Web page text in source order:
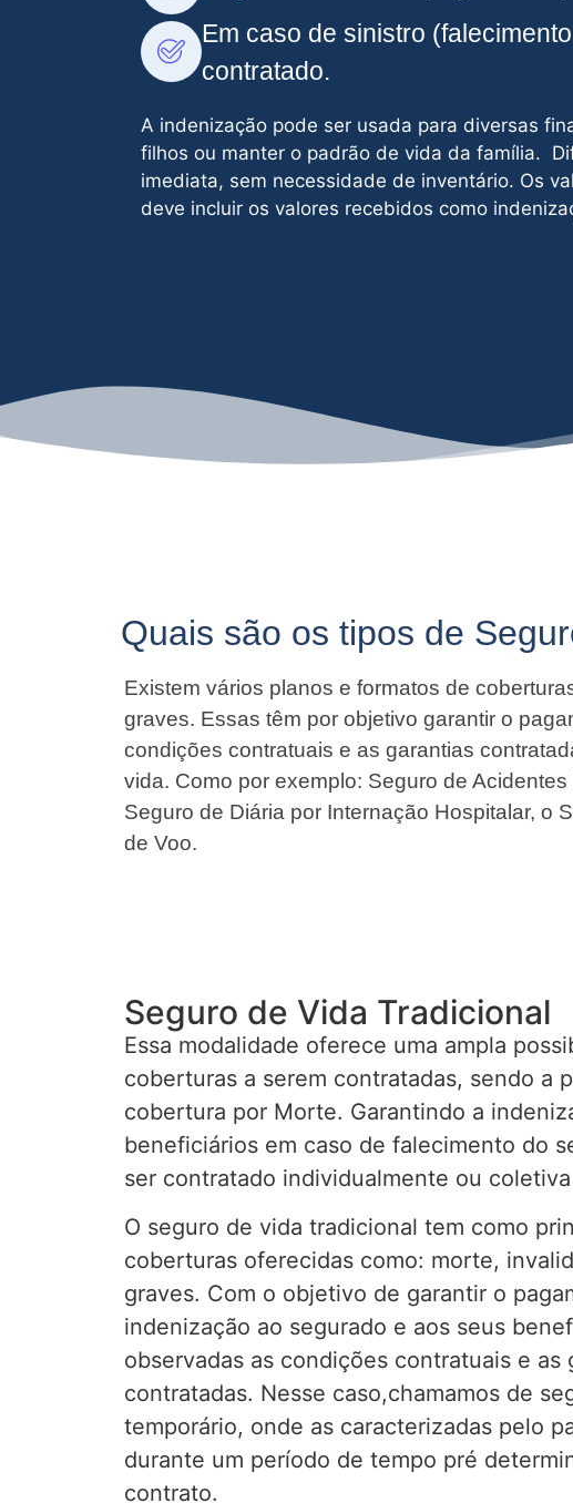
Em caso de sinistro
contratado.
A indenização pode ser usada para diversas
filhos ou manter o padrão de vida da família.
imediata, sem necessidade de inventário. Os
deve incluir os valores recebidos como
Quais são os tipos de
Existem vários planos e formatos de
graves. Essas têm por objetivo garantir o
condições contratuais e as garantias
vida. Como por exemplo: Seguro de
Seguro de Diária por Internação Hospitalar, o
de Voo.
Seguro de Vida Tradicional
Essa modalidade oferece uma ampla
coberturas a serem contratadas, sendo a
cobertura por Morte. Garantindo a
beneficiários em caso de falecimento do
ser contratado individualmente ou coletiva
O seguro de vida tradicional tem como
coberturas oferecidas como: morte,
graves. Com o objetivo de garantir o
indenização ao segurado e aos seus
observadas as condições contratuais e as
contratadas. Nesse caso,chamamos de
temporário, onde as caracterizadas pelo
durante um período de tempo pré
contrato.